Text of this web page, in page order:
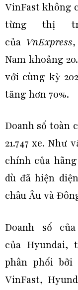
VinFast không
từng thị
của VnExpress,
Nam khoảng
với cùng kỳ
tăng hơn 70%.
Doanh số toàn
21.747 xe.
chính của
dù đã hiện
châu Âu và
Doanh số
của Hyundai,
phân phối bởi
VinFast,